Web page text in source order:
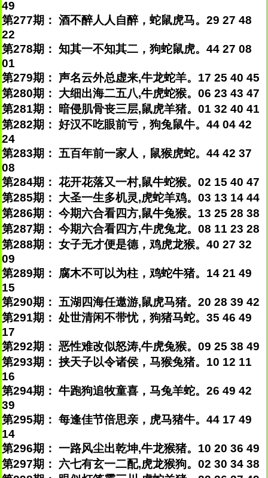
49
第277期： 酒不醉人人自醉，蛇鼠虎马。29 27 48
22
第278期： 知其一不知其二，狗蛇鼠虎。44 27 08
01
第279期： 声名云外总虚来,牛龙蛇羊。17 25 40 45
第280期： 大细出海二五八,牛虎蛇猴。06 23 43 47
第281期： 暗侵肌骨丧三层,鼠虎羊猪。01 32 40 41
第282期： 好汉不吃眼前亏，狗兔鼠牛。44 04 42
24
第283期： 五百年前一家人，鼠猴虎蛇。44 42 37
08
第284期： 花开花落又一村,鼠牛蛇猴。02 15 40 47
第285期： 大圣一生多机灵,虎蛇羊鸡。03 13 14 44
第286期： 今期六合看四方,鼠牛兔猴。13 25 28 38
第287期： 今期六合看四方,牛虎兔龙。08 11 23 28
第288期： 女子无才便是德，鸡虎龙猴。40 27 32
09
第289期： 腐木不可以为柱，鸡蛇牛猪。14 21 49
15
第290期： 五湖四海任遨游,鼠虎马猪。20 28 39 42
第291期： 处世清闲不带忧，狗猪马蛇。35 46 49
17
第292期： 恶性难改似怒涛,牛虎兔猴。09 25 38 49
第293期： 挟天子以令诸侯，马猴兔猪。10 12 11
16
第294期： 牛跑狗追牧童喜，马兔羊蛇。26 49 42
39
第295期： 每逢佳节倍思亲，虎马猪牛。44 17 49
14
第296期： 一路风尘出乾坤,牛龙猴猪。10 20 36 49
第297期： 六七有玄一二配,虎龙猴狗。02 30 34 38